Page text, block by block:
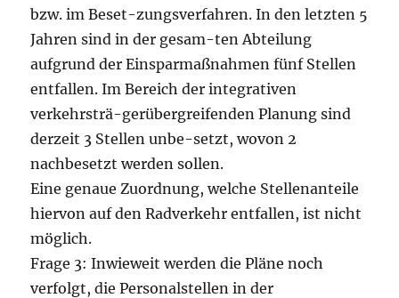
bzw. im Beset-zungsverfahren. In den letzten 5
Jahren sind in der gesam-ten Abteilung
aufgrund der Einsparmaßnahmen fünf Stellen
entfallen. Im Bereich der integrativen
verkehrsträ-gerübergreifenden Planung sind
derzeit 3 Stellen unbe-setzt, wovon 2
nachbesetzt werden sollen.
Eine genaue Zuordnung, welche Stellenanteile
hiervon auf den Radverkehr entfallen, ist nicht
möglich.
Frage 3: Inwieweit werden die Pläne noch
verfolgt, die Personalstellen in der